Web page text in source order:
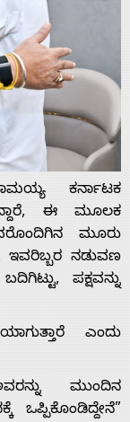
ಕರ್ನಾಟಕ
ಈ ಮೂಲಕ
ಮೂರು
ಇವರಿಬ್ಬರ ನಡುವಣ
ಪಕ್ಷವನ್ನು
ಎಂದು
ಮುಂದಿನ
ಒಪ್ಪಿಕೊಂಡಿದ್ದೇನೆ”